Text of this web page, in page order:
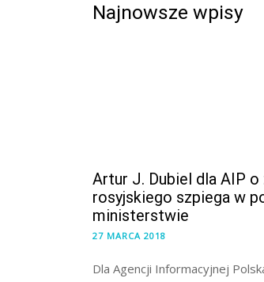
Najnowsze wpisy
Artur J. Dubiel dla AIP o
rosyjskiego szpiega w
ministerstwie
27 MARCA 2018
Dla Agencji Informacyjnej